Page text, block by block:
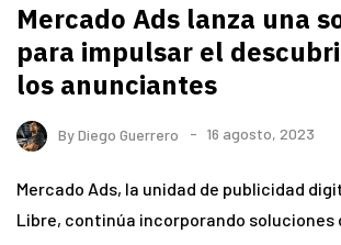
Mercado Ads lanza una
para impulsar el
los anunciantes
ByDiego Guerrero 16 agosto, 2023
Mercado Ads, la unidad de publicidad
Libre, continúa incorporando soluciones